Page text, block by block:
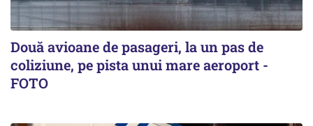
Două avioane de pasageri, la un pas de
coliziune, pe pista unui mare aeroport -
FOTO